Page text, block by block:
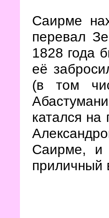
Саирме
перевал
1828 года
её
(в том
катался на
Саирме, и
приличный